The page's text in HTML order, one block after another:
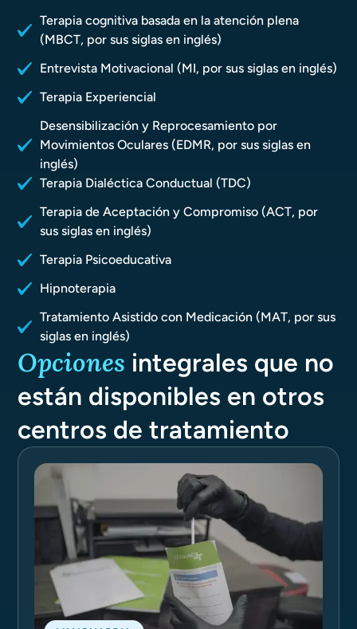
Terapia cognitiva basada en la atención plena
(MBCT, por sus siglas en inglés)
Entrevista Motivacional (MI, por sus siglas en inglés)
Terapia Experiencial
Desensibilización y Reprocesamiento por
Movimientos Oculares (EDMR, por sus siglas en
inglés)
Terapia Dialéctica Conductual (TDC)
Terapia de Aceptación y Compromiso (ACT, por
sus siglas en inglés)
Terapia Psicoeducativa
Hipnoterapia
Tratamiento Asistido con Medicación (MAT, por sus
siglas en inglés)
Opciones integrales que no
están disponibles en otros
centros de tratamiento